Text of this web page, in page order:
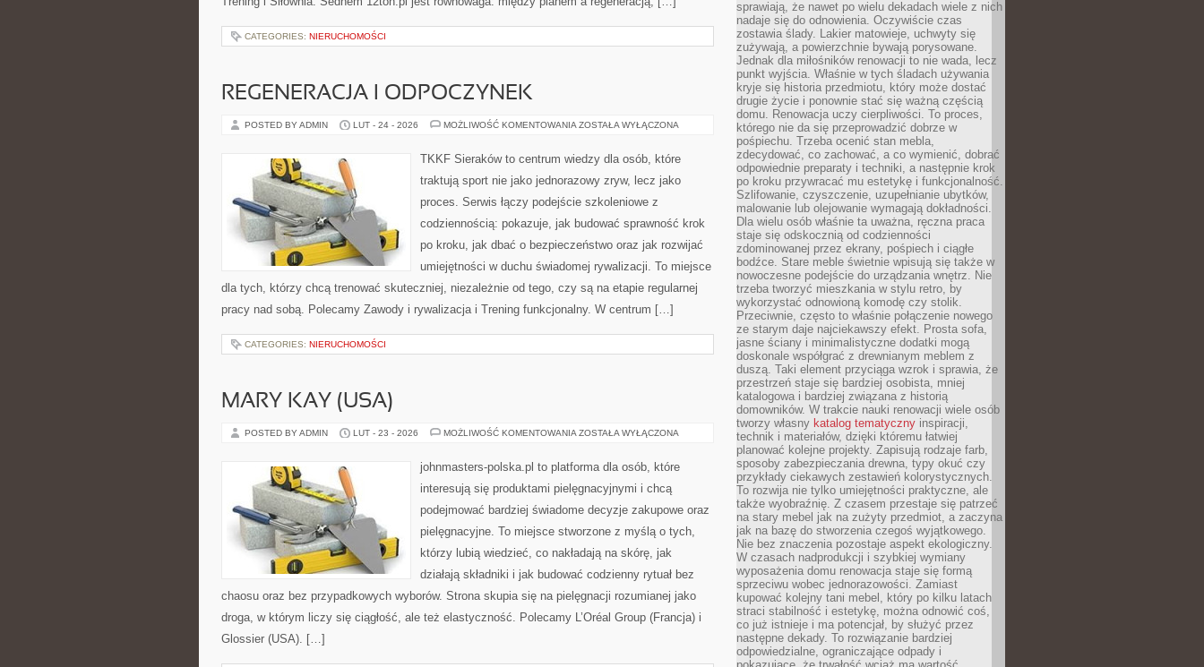
CATEGORIES: NIERUCHOMOŚCI
REGENERACJA I ODPOCZYNEK
POSTED BY ADMIN LUT - 24 - 2026 MOŻLIWOŚĆ KOMENTOWANIA REGENERACJA
ZOSTAŁA WYŁĄCZONA
TKKF Sieraków to centrum wiedzy dla osób, które
traktują sport nie jako jednorazowy zryw, lecz jako
proces. Serwis łączy podejście szkoleniowe z
codziennością: pokazuje, jak budować sprawność krok
po kroku, jak dbać o bezpieczeństwo oraz jak rozwijać
umiejętności w duchu świadomej rywalizacji. To miejsce
dla tych, którzy chcą trenować skuteczniej, niezależnie od tego, czy są na etapie regularnej
pracy nad sobą. Polecamy Zawody i rywalizacja i Trening funkcjonalny. W centrum […]
CATEGORIES: NIERUCHOMOŚCI
MARY KAY (USA)
POSTED BY ADMIN LUT - 23 - 2026 MOŻLIWOŚĆ KOMENTOWANIA MARY
ZOSTAŁA WYŁĄCZONA
johnmasters-polska.pl to platforma dla osób, które
interesują się produktami pielęgnacyjnymi i chcą
podejmować bardziej świadome decyzje zakupowe oraz
pielęgnacyjne. To miejsce stworzone z myślą o tych,
którzy lubią wiedzieć, co nakładają na skórę, jak
działają składniki i jak budować codzienny rytuał bez
chaosu oraz bez przypadkowych wyborów. Strona skupia się na pielęgnacji rozumianej jako
droga, w którym liczy się ciągłość, ale też elastyczność. Polecamy L’Oréal Group (Francja) i
Glossier (USA). […]
sprawiają, że nawet po wielu dekadach wiele z nich
nadaje się do odnowienia. Oczywiście czas
zostawia ślady. Lakier matowieje, uchwyty się
zużywają, a powierzchnie bywają porysowane.
Jednak dla miłośników renowacji to nie wada, lecz
punkt wyjścia. Właśnie w tych śladach używania
kryje się historia przedmiotu, który może dostać
drugie życie i ponownie stać się ważną częścią
domu. Renowacja uczy cierpliwości. To proces,
którego nie da się przeprowadzić dobrze w
pośpiechu. Trzeba ocenić stan mebla,
zdecydować, co zachować, a co wymienić, dobrać
odpowiednie preparaty i techniki, a następnie krok
po kroku przywracać mu estetykę i funkcjonalność.
Szlifowanie, czyszczenie, uzupełnianie ubytków,
malowanie lub olejowanie wymagają dokładności.
Dla wielu osób właśnie ta uważna, ręczna praca
staje się odskocznią od codzienności
zdominowanej przez ekrany, pośpiech i ciągłe
bodźce. Stare meble świetnie wpisują się także w
nowoczesne podejście do urządzania wnętrz. Nie
trzeba tworzyć mieszkania w stylu retro, by
wykorzystać odnowioną komodę czy stolik.
Przeciwnie, często to właśnie połączenie nowego
ze starym daje najciekawszy efekt. Prosta sofa,
jasne ściany i minimalistyczne dodatki mogą
doskonale współgrać z drewnianym meblem z
duszą. Taki element przyciąga wzrok i sprawia, że
przestrzeń staje się bardziej osobista, mniej
katalogowa i bardziej związana z historią
domowników. W trakcie nauki renowacji wiele osób
tworzy własny katalog tematyczny inspiracji,
technik i materiałów, dzięki któremu łatwiej
planować kolejne projekty. Zapisują rodzaje farb,
sposoby zabezpieczania drewna, typy okuć czy
przykłady ciekawych zestawień kolorystycznych.
To rozwija nie tylko umiejętności praktyczne, ale
także wyobraźnię. Z czasem przestaje się patrzeć
na stary mebel jak na zużyty przedmiot, a zaczyna
jak na bazę do stworzenia czegoś wyjątkowego.
Nie bez znaczenia pozostaje aspekt ekologiczny.
W czasach nadprodukcji i szybkiej wymiany
wyposażenia domu renowacja staje się formą
sprzeciwu wobec jednorazowości. Zamiast
kupować kolejny tani mebel, który po kilku latach
straci stabilność i estetykę, można odnowić coś,
co już istnieje i ma potencjał, by służyć przez
następne dekady. To rozwiązanie bardziej
odpowiedzialne, ograniczające odpady i